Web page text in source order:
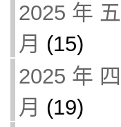
2025 年 五
月 (15)
2025 年 四
月 (19)